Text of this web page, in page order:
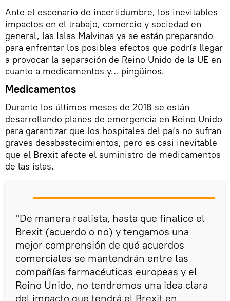
Ante el escenario de incertidumbre, los inevitables
impactos en el trabajo, comercio y sociedad en
general, las Islas Malvinas ya se están preparando
para enfrentar los posibles efectos que podría llegar
a provocar la separación de Reino Unido de la UE en
cuanto a medicamentos y… pingüinos.
Medicamentos
Durante los últimos meses de 2018 se están
desarrollando planes de emergencia en Reino Unido
para garantizar que los hospitales del país no sufran
graves desabastecimientos, pero es casi inevitable
que el Brexit afecte el suministro de medicamentos
de las islas.
"De manera realista, hasta que finalice el
Brexit (acuerdo o no) y tengamos una
mejor comprensión de qué acuerdos
comerciales se mantendrán entre las
compañías farmacéuticas europeas y el
Reino Unido, no tendremos una idea clara
del impacto que tendrá el Brexit en